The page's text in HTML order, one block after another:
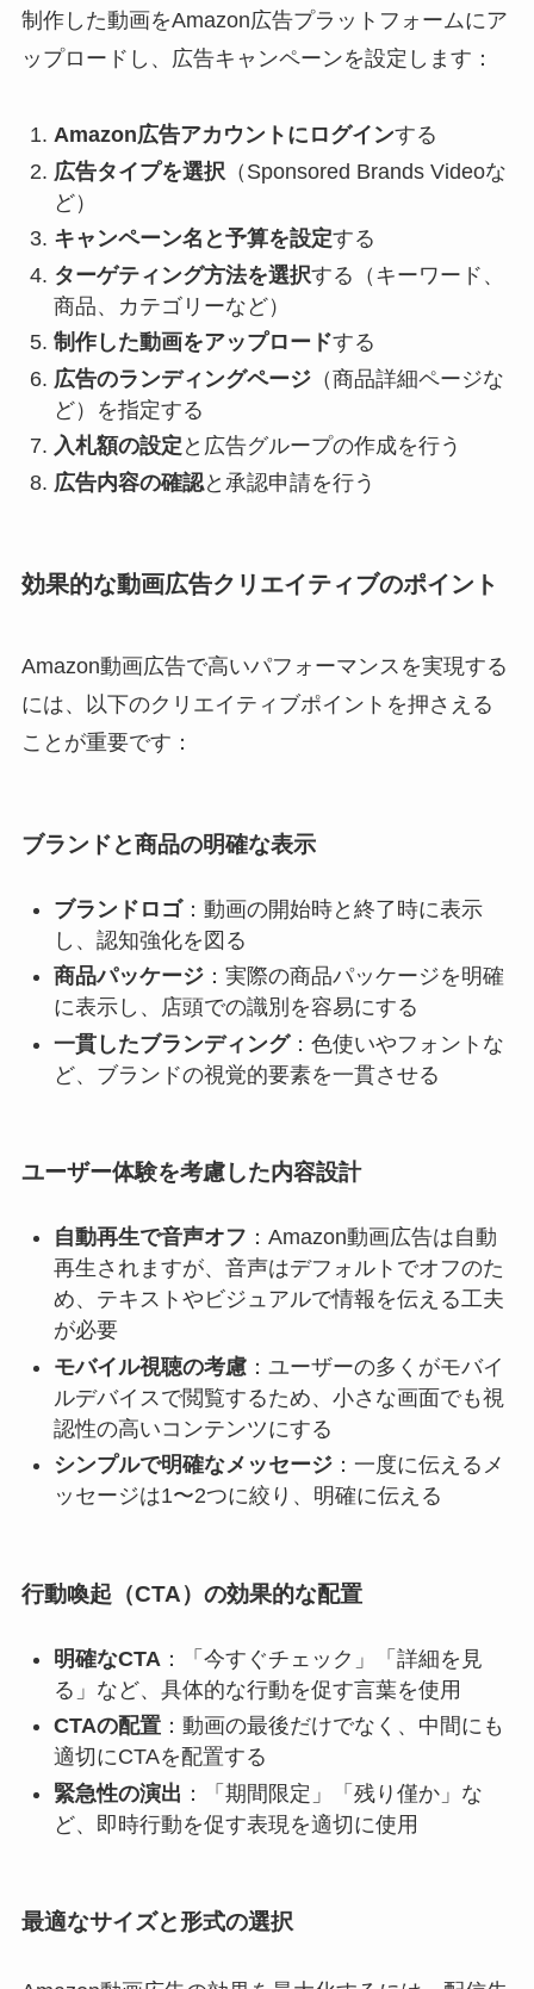
制作した動画をAmazon広告プラットフォームにア
ップロードし、広告キャンペーンを設定します：
Amazon広告アカウントにログインする
広告タイプを選択 （Sponsored Brands Videoな
ど）
キャンペーン名と予算を設定する
ターゲティング方法を選択する（キーワード、
商品、カテゴリーなど）
制作した動画をアップロードする
広告のランディングページ（商品詳細ページな
ど）を指定する
入札額の設定 と広告グループの作成を行う
広告内容の確認と承認申請を行う
効果的な動画広告クリエイティブのポイント
Amazon動画広告で高いパフォーマンスを実現する
には、以下のクリエイティブポイントを押さえる
ことが重要です：
ブランドと商品の明確な表示
ブランドロゴ：動画の開始時と終了時に表示
し、認知強化を図る
商品パッケージ：実際の商品パッケージを明確
に表示し、店頭での識別を容易にする
一貫したブランディング：色使いやフォントな
ど、ブランドの視覚的要素を一貫させる
ユーザー体験を考慮した内容設計
自動再生で音声オフ ：Amazon動画広告は自動
再生されますが、音声はデフォルトでオフのた
め、テキストやビジュアルで情報を伝える工夫
が必要
モバイル視聴の考慮：ユーザーの多くがモバイ
ルデバイスで閲覧するため、小さな画面でも視
認性の高いコンテンツにする
シンプルで明確なメッセージ：一度に伝えるメ
ッセージは1〜2つに絞り、明確に伝える
行動喚起（CTA）の効果的な配置
明確なCTA：「今すぐチェック」「詳細を見
る」など、具体的な行動を促す言葉を使用
CTAの配置：動画の最後だけでなく、中間にも
適切にCTAを配置する
緊急性の演出 ：「期間限定」「残り僅か」な
ど、即時行動を促す表現を適切に使用
最適なサイズと形式の選択